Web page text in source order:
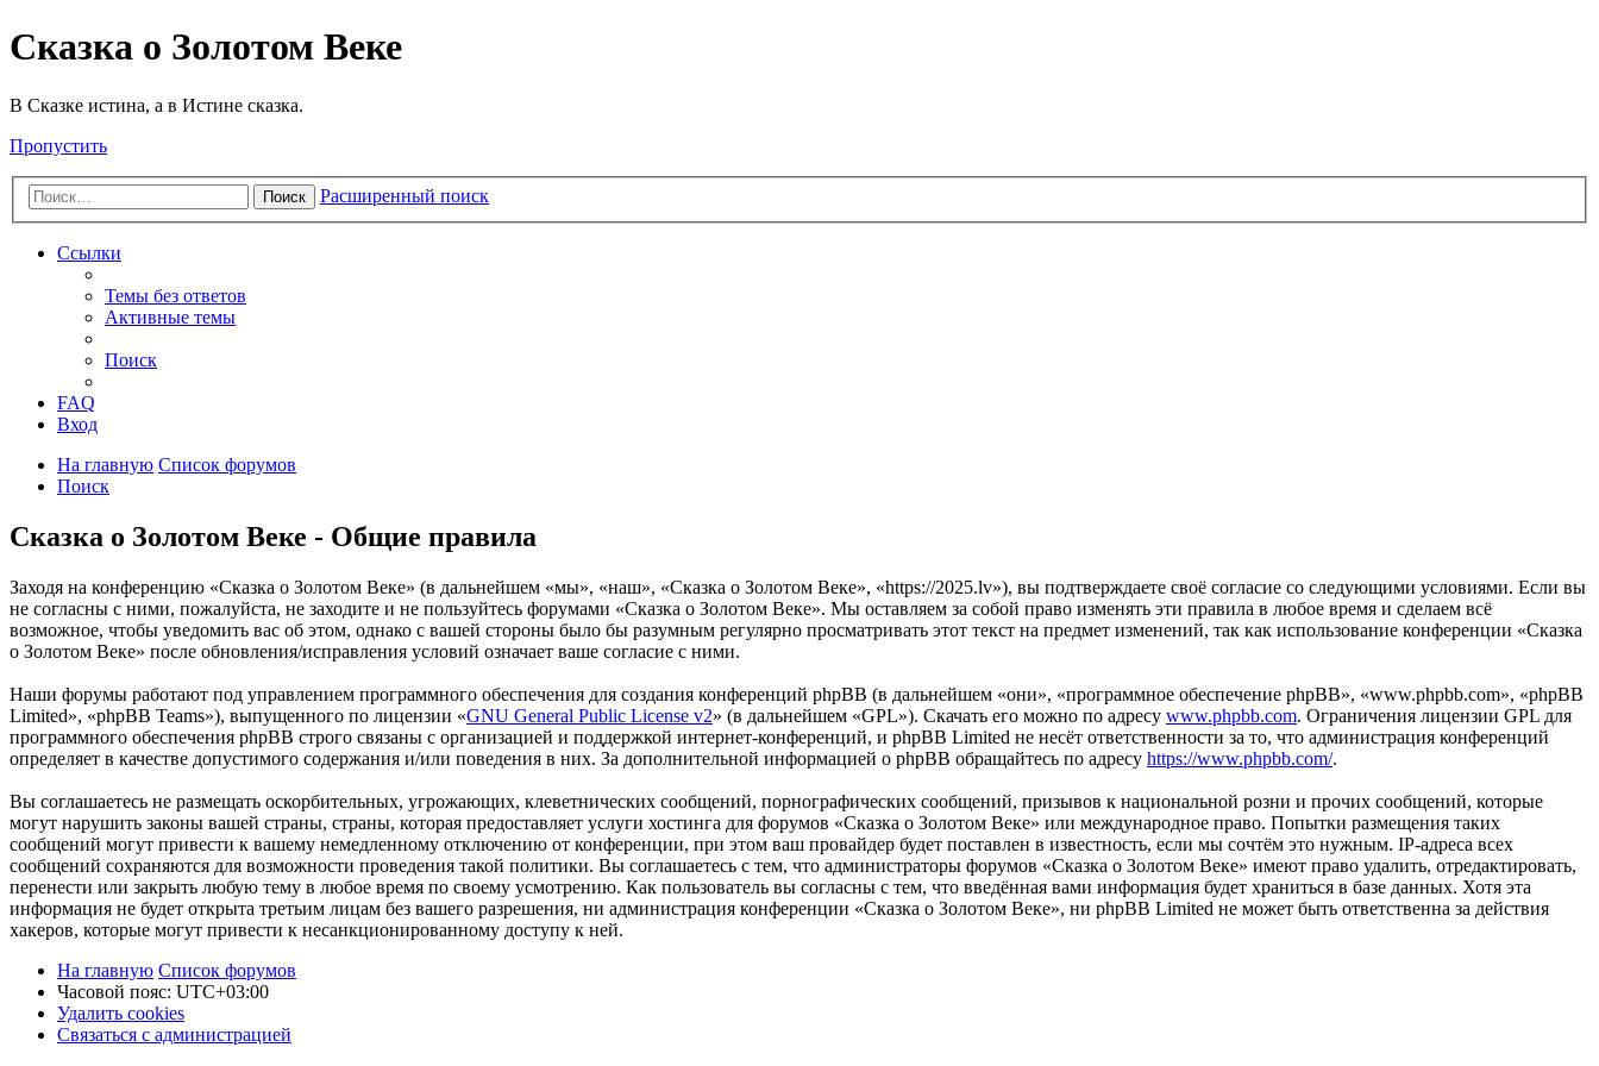
Сказка о Золотом Веке
В Сказке истина, а в Истине сказка.
Пропустить
Поиск Расширенный поиск
Ссылки
Темы без ответов
Активные темы
Поиск
FAQ
Вход
На главную Список форумов
Поиск
Сказка о Золотом Веке - Общие правила
Заходя на конференцию «Сказка о Золотом Веке» (в дальнейшем «мы», «наш», «Сказка о Золотом Веке», «https://2025.lv»), вы подтверждаете своё согласие со следующими условиями. Если вы
не согласны с ними, пожалуйста, не заходите и не пользуйтесь форумами «Сказка о Золотом Веке». Мы оставляем за собой право изменять эти правила в любое время и сделаем всё
возможное, чтобы уведомить вас об этом, однако с вашей стороны было бы разумным регулярно просматривать этот текст на предмет изменений, так как использование конференции «Сказка
о Золотом Веке» после обновления/исправления условий означает ваше согласие с ними.
Наши форумы работают под управлением программного обеспечения для создания конференций phpBB (в дальнейшем «они», «программное обеспечение phpBB», «www.phpbb.com», «phpBB
Limited», «phpBB Teams»), выпущенного по лицензии «GNU General Public License v2» (в дальнейшем «GPL»). Скачать его можно по адресу www.phpbb.com. Ограничения лицензии GPL для
программного обеспечения phpBB строго связаны с организацией и поддержкой интернет-конференций, и phpBB Limited не несёт ответственности за то, что администрация конференций
определяет в качестве допустимого содержания и/или поведения в них. За дополнительной информацией о phpBB обращайтесь по адресу https://www.phpbb.com/.
Вы соглашаетесь не размещать оскорбительных, угрожающих, клеветнических сообщений, порнографических сообщений, призывов к национальной розни и прочих сообщений, которые
могут нарушить законы вашей страны, страны, которая предоставляет услуги хостинга для форумов «Сказка о Золотом Веке» или международное право. Попытки размещения таких
сообщений могут привести к вашему немедленному отключению от конференции, при этом ваш провайдер будет поставлен в известность, если мы сочтём это нужным. IP-адреса всех
сообщений сохраняются для возможности проведения такой политики. Вы соглашаетесь с тем, что администраторы форумов «Сказка о Золотом Веке» имеют право удалить, отредактировать,
перенести или закрыть любую тему в любое время по своему усмотрению. Как пользователь вы согласны с тем, что введённая вами информация будет храниться в базе данных. Хотя эта
информация не будет открыта третьим лицам без вашего разрешения, ни администрация конференции «Сказка о Золотом Веке», ни phpBB Limited не может быть ответственна за действия
хакеров, которые могут привести к несанкционированному доступу к ней.
На главную Список форумов
Часовой пояс: UTC+03:00
Удалить cookies
Связаться с администрацией